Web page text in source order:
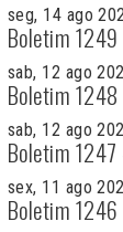
seg, 14 ago
Boletim
sab, 12 ago
Boletim
sab, 12 ago
Boletim
sex, 11 ago
Boletim